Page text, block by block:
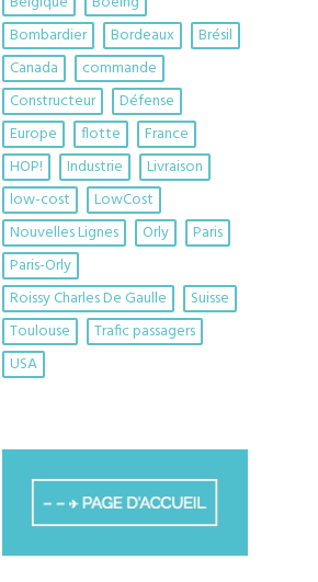
Bombardier
Bordeaux
Brésil
Canada
commande
Constructeur
Défense
Europe
flotte
France
HOP!
Industrie
Livraison
low-cost
LowCost
Nouvelles Lignes
Orly
Paris
Paris-Orly
Roissy Charles De Gaulle
Suisse
Toulouse
Trafic passagers
USA